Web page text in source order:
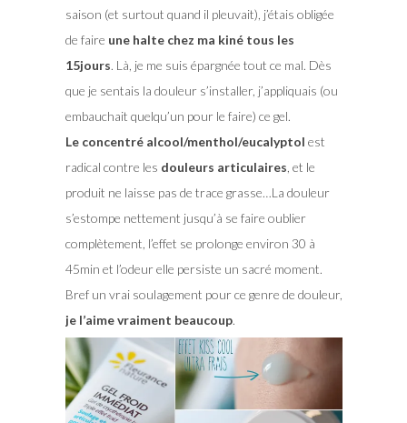
saison (et surtout quand il pleuvait), j’étais obligée
de faire une halte chez ma kiné tous les
15jours. Là, je me suis épargnée tout ce mal. Dès
que je sentais la douleur s’installer, j’appliquais (ou
embauchait quelqu’un pour le faire) ce gel.
Le concentré alcool/menthol/eucalyptol est
radical contre les douleurs articulaires , et le
produit ne laisse pas de trace grasse…La douleur
s’estompe nettement jusqu’à se faire oublier
complètement, l’effet se prolonge environ 30 à
45min et l’odeur elle persiste un sacré moment.
Bref un vrai soulagement pour ce genre de douleur,
je l’aime vraiment beaucoup.